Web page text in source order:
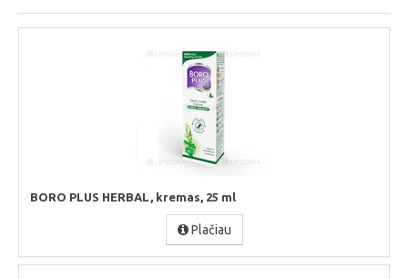
BORO PLUS HERBAL, kremas, 25 ml
Plačiau